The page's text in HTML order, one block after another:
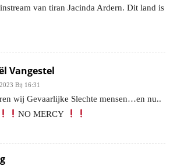
van tiran Jacinda Ardern. Dit land is
Vangestel
Bij 16:31
wij Gevaarlijke Slechte mensen…en nu..
NO MERCY